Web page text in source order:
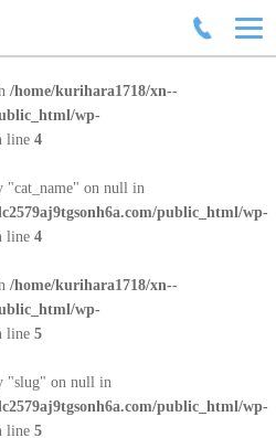
/home/kurihara1718/xn--
wp-
line 4
"cat_name" on null in
public_html/wp-
line 4
/home/kurihara1718/xn--
wp-
line 5
"slug" on null in
public_html/wp-
line 5